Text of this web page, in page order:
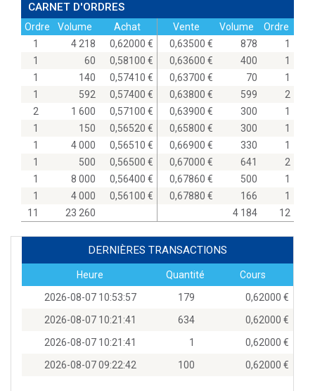
CARNET D'ORDRES
Ordre Volume
Achat
1
4 218
0,62000
1
60
0,58100
1
140
0,57410
1
592
0,57400
2
1 600
0,57100
1
150
0,56520
1
4 000
0,56510
1
500
0,56500
1
8 000
0,56400
1
4 000
0,56100
11
23 260
Vente Volume
Ordre
0,63500
878
1
0,63600
400
1
0,63700
70
1
0,63800
599
2
0,63900
300
1
0,65800
300
1
0,66900
330
1
0,67000
641
2
0,67860
500
1
0,67880
166
1
4 184
12
DERNIÈRES TRANSACTIONS
Heure Quantité
Cours
2026-08-07 10:53:57
179
0,62000
2026-08-07 10:21:41
634
0,62000
2026-08-07 10:21:41
1
0,62000
2026-08-07 09:22:42
100 0,62000